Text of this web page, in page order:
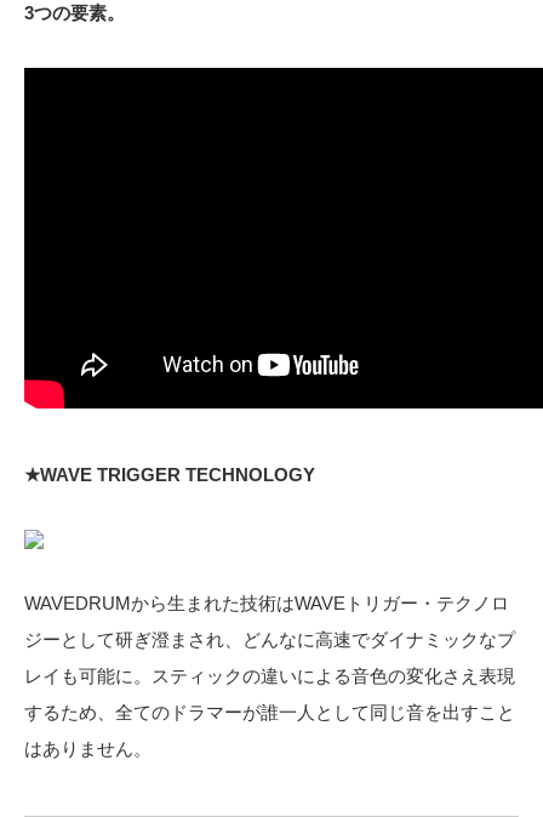
3つの要素。
★WAVE TRIGGER TECHNOLOGY
WAVEDRUMから生まれた技術はWAVEトリガー・テクノロ
ジーとして研ぎ澄まされ、どんなに高速でダイナミックなプ
レイも可能に。スティックの違いによる音色の変化さえ表現
するため、全てのドラマーが誰一人として同じ音を出すこと
はありません。